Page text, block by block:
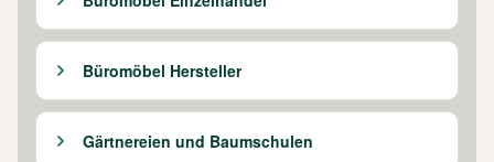
Büromöbel Hersteller
Gärtnereien und Baumschulen